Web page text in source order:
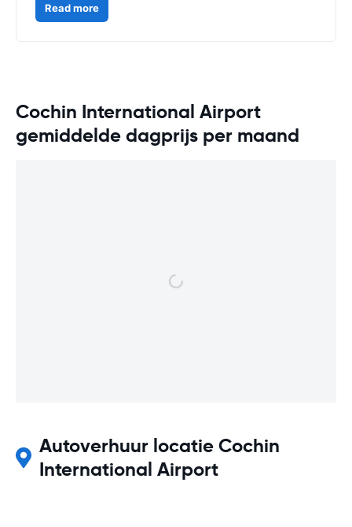
Read more
Cochin International Airport
gemiddelde dagprijs per maand
Autoverhuur locatie Cochin
International Airport